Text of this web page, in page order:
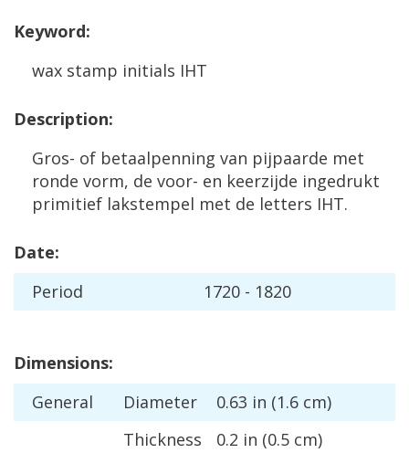
Keyword:
wax stamp initials IHT
Description:
Gros- of betaalpenning van pijpaarde met
ronde vorm, de voor- en keerzijde ingedrukt
primitief lakstempel met de letters IHT.
Date:
Period
1720 - 1820
Dimensions:
General
Diameter 0.63 in (1.6 cm)
Thickness
0.2 in (0.5 cm)